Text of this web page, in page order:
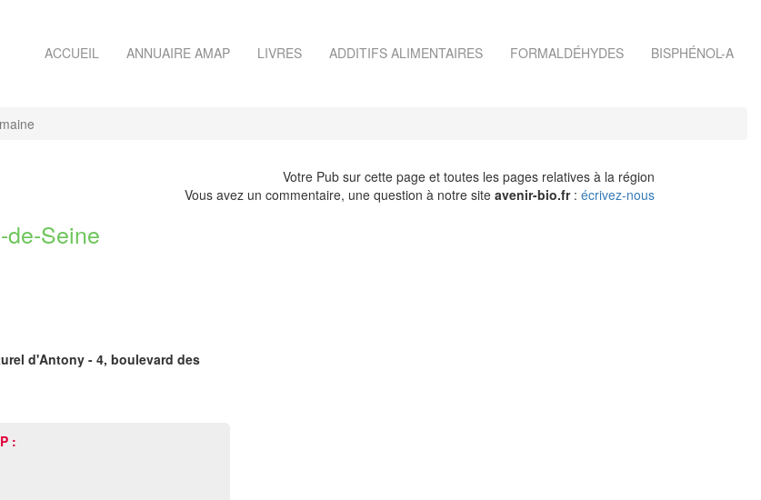
ACCUEIL ANNUAIRE AMAP LIVRES ADDITIFS ALIMENTAIRES FORMALDÉHYDES BISPHÉNOL-A
Votre Pub sur cette page et toutes les pages relatives à la région
Vous avez un commentaire, une question à notre site avenir-bio.fr: écrivez-nous
de-Seine
d'Antony - 4, boulevard des
: